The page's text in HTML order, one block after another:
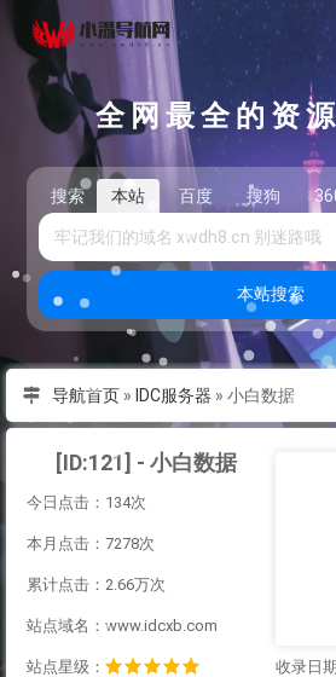
全网最全的资
搜索 本站 百度 搜狗
本站搜索
导航首页» IDC服务器 » 小白数据
[ID:121] - 小白数据
今日点击：134次
本月点击：7278次
累计点击：2.66万次
站点域名：www.idcxb.com
站点星级： 收录日